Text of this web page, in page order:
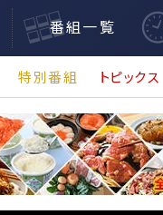
番組一覧
特別番組 トピックス